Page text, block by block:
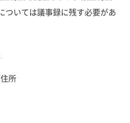
ついては議事録に残す必要があ
所